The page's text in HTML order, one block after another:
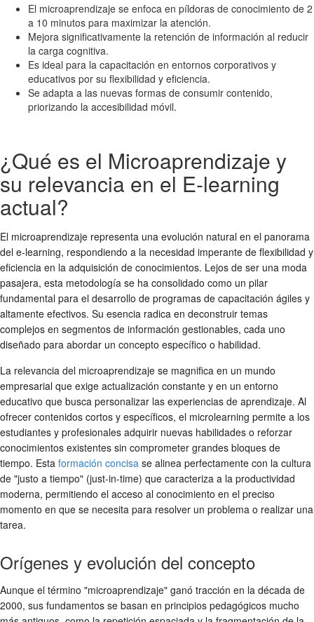
El microaprendizaje se enfoca en píldoras de conocimiento de 2
a 10 minutos para maximizar la atención.
Mejora significativamente la retención de información al reducir
la carga cognitiva.
Es ideal para la capacitación en entornos corporativos y
educativos por su flexibilidad y eficiencia.
Se adapta a las nuevas formas de consumir contenido,
priorizando la accesibilidad móvil.
¿Qué es el Microaprendizaje y
su relevancia en el E-learning
actual?
El microaprendizaje representa una evolución natural en el panorama
del e-learning, respondiendo a la necesidad imperante de flexibilidad y
eficiencia en la adquisición de conocimientos. Lejos de ser una moda
pasajera, esta metodología se ha consolidado como un pilar
fundamental para el desarrollo de programas de capacitación ágiles y
altamente efectivos. Su esencia radica en deconstruir temas
complejos en segmentos de información gestionables, cada uno
diseñado para abordar un concepto específico o habilidad.
La relevancia del microaprendizaje se magnifica en un mundo
empresarial que exige actualización constante y en un entorno
educativo que busca personalizar las experiencias de aprendizaje. Al
ofrecer contenidos cortos y específicos, el microlearning permite a los
estudiantes y profesionales adquirir nuevas habilidades o reforzar
conocimientos existentes sin comprometer grandes bloques de
tiempo. Esta formación concisa se alinea perfectamente con la cultura
de "justo a tiempo" (just-in-time) que caracteriza a la productividad
moderna, permitiendo el acceso al conocimiento en el preciso
momento en que se necesita para resolver un problema o realizar una
tarea.
Orígenes y evolución del concepto
Aunque el término "microaprendizaje" ganó tracción en la década de
2000, sus fundamentos se basan en principios pedagógicos mucho